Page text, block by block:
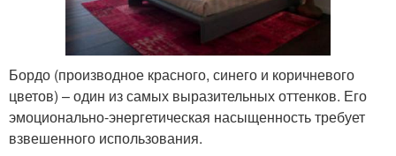
Бордо (производное красного, синего и коричневого
цветов) – один из самых выразительных оттенков. Его
эмоционально-энергетическая насыщенность требует
взвешенного использования.